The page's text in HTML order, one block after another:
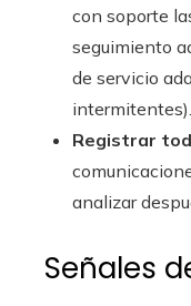
con soporte
seguimiento
de servicio
intermitentes).
Registrar
analizar
Señales